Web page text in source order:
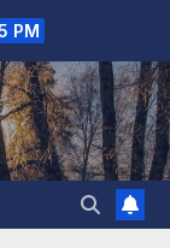
PM